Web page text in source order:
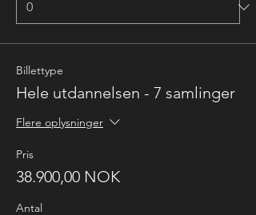
Billettype
Hele utdannelsen - 7 samlinger
Flere oplysninger
Pris
38.900,00 NOK
Antal